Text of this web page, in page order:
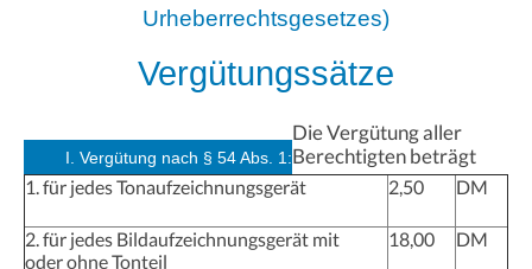
Urheberrechtsgesetzes)
Vergütungssätze
I. Vergütung nach § 54 Abs. 1:
Die Vergütung aller
Berechtigten beträgt
1. für jedes Tonaufzeichnungsgerät 2,50 DM
2. für jedes Bildaufzeichnungsgerät mit
oder ohne Tonteil
18,00 DM